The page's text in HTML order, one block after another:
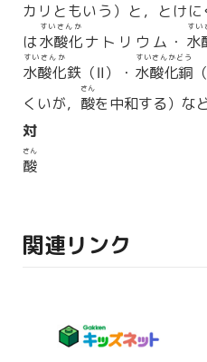
カリともいう）と，とけ
は水酸化
すいさんか
ナトリウム・ 水
すい
水酸化
すいさんか
鉄（Ⅱ）・ 水酸化銅
すいさんかどう
くいが， 酸
さん
を中和する）な
対
酸
さん
関連リンク